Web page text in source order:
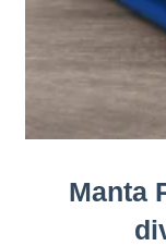
Manta